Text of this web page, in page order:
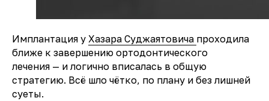
Имплантация у Хазара Суджаятовича проходила
ближе к завершению ортодонтического
лечения — и логично вписалась в общую
стратегию. Всё шло чётко, по плану и без лишней
суеты.